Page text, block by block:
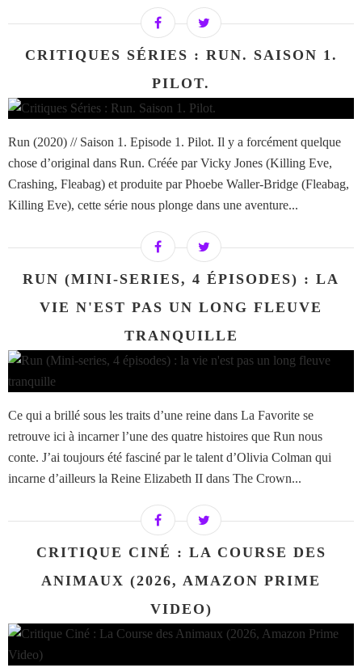
CRITIQUES SÉRIES : RUN. SAISON 1.
PILOT.
Run (2020) // Saison 1. Episode 1. Pilot. Il y a forcément quelque
chose d’original dans Run. Créée par Vicky Jones (Killing Eve,
Crashing, Fleabag) et produite par Phoebe Waller-Bridge (Fleabag,
Killing Eve), cette série nous plonge dans une aventure...
RUN (MINI-SERIES, 4 ÉPISODES) : LA
VIE N'EST PAS UN LONG FLEUVE
TRANQUILLE
Ce qui a brillé sous les traits d’une reine dans La Favorite se
retrouve ici à incarner l’une des quatre histoires que Run nous
conte. J’ai toujours été fasciné par le talent d’Olivia Colman qui
incarne d’ailleurs la Reine Elizabeth II dans The Crown...
CRITIQUE CINÉ : LA COURSE DES
ANIMAUX (2026, AMAZON PRIME
VIDEO)